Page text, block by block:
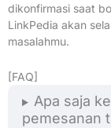
dikonfirmasi saat
LinkPedia akan
masalahmu.
[FAQ]
Apa saja
pemesanan